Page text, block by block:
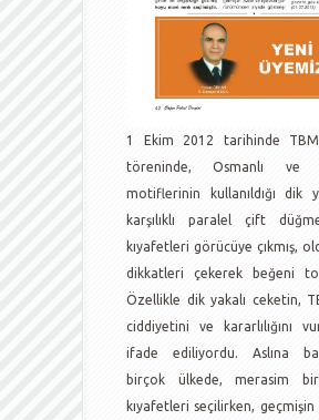
1 Ekim 2012 tarihinde
töreninde, Osmanlı ve
motiflerinin kullanıldığı dik
karşılıklı paralel çift
kıyafetleri görücüye çıkmış,
dikkatleri çekerek beğeni
Özellikle dik yakalı ceketin,
ciddiyetini ve kararlılığını
ifade ediliyordu. Aslına
birçok ülkede, merasim
kıyafetleri seçilirken, geçmişin